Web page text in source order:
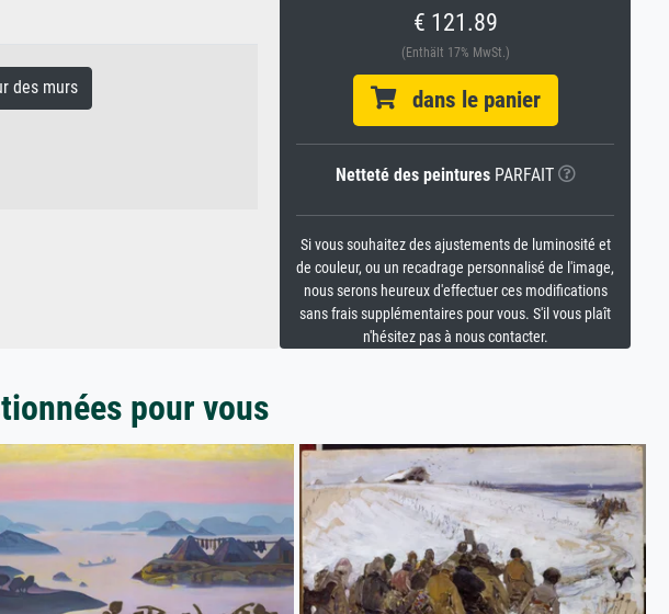
des murs
€ 121.89
(Enthält 17% MwSt.)
dans le panier
Netteté des peinturesPARFAIT
Si vous souhaitez des ajustements de luminosité et
de couleur, ou un recadrage personnalisé de l'image,
nous serons heureux d'effectuer ces modifications
sans frais supplémentaires pour vous. S'il vous plaît
n'hésitez pas à nous contacter.
pour vous